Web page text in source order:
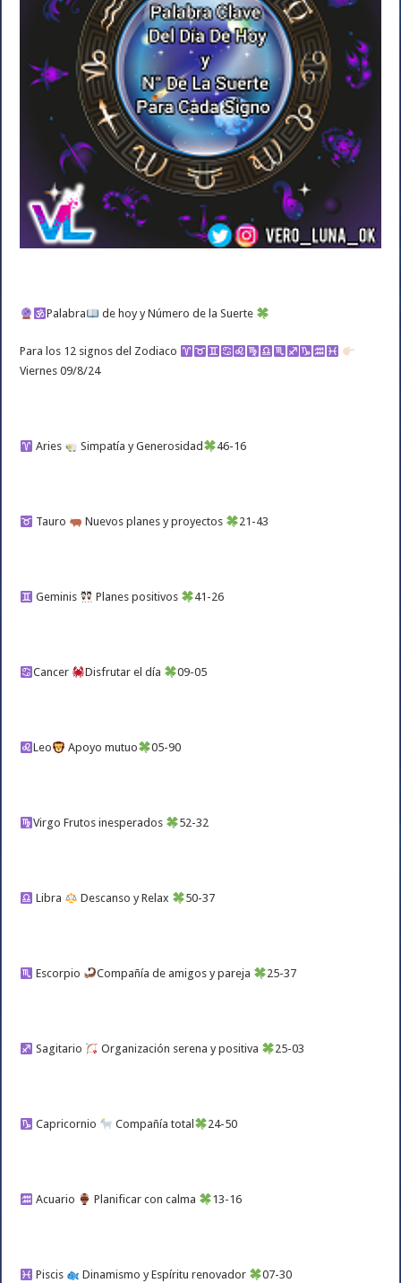
Palabra de hoy y Número de la Suerte
Para los 12 signos del Zodiaco
Viernes 09/8/24
Aries Simpatía y Generosidad 46-16
Tauro Nuevos planes y proyectos 21-43
Geminis Planes positivos 41-26
Cancer Disfrutar el día 09-05
Leo Apoyo mutuo 05-90
Virgo Frutos inesperados 52-32
Libra Descanso y Relax 50-37
Escorpio Compañía de amigos y pareja 25-37
Sagitario Organización serena y positiva 25-03
Capricornio Compañía total 24-50
Acuario Planificar con calma 13-16
Piscis Dinamismo y Espíritu renovador 07-30